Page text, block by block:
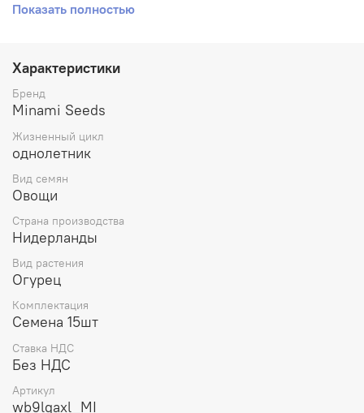
Плод 9-11 см. Подходит для выращивания в туннелях,
Растение с короткими междоузлиями.
Высокоурожайный сорт. П
свежем виде и засолки.
Устойчивость IR: CMV, PM.
Показать полностью
Характеристики
Бренд
Minami Seeds
Жизненный цикл
однолетник
Вид семян
Овощи
Страна производства
Нидерланды
Вид растения
Огурец
Комплектация
Семена 15шт
Ставка НДС
Без НДС
Артикул
wb9lqaxl_MI